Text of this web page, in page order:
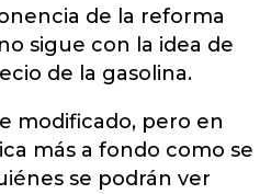
de la reforma
sigue con la idea de
de la gasolina.
modificado, pero en
más a fondo como se
se podrán ver